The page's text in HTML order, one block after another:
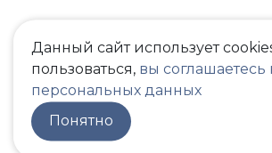
Данный сайт использует
пользоваться, вы соглашаетесь
персональных данных
Понятно